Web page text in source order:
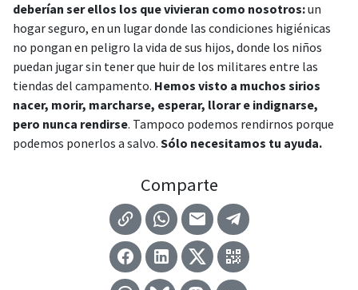
deberían ser ellos los que vivieran como nosotros:un
hogar seguro, en un lugar donde las condiciones higiénicas
no pongan en peligro la vida de sus hijos, donde los niños
puedan jugar sin tener que huir de los militares entre las
tiendas del campamento. Hemos visto a muchos sirios
nacer, morir, marcharse, esperar, llorar e indignarse,
pero nunca rendirse. Tampoco podemos rendirnos porque
podemos ponerlos a salvo. Sólo necesitamos tu ayuda.
Comparte